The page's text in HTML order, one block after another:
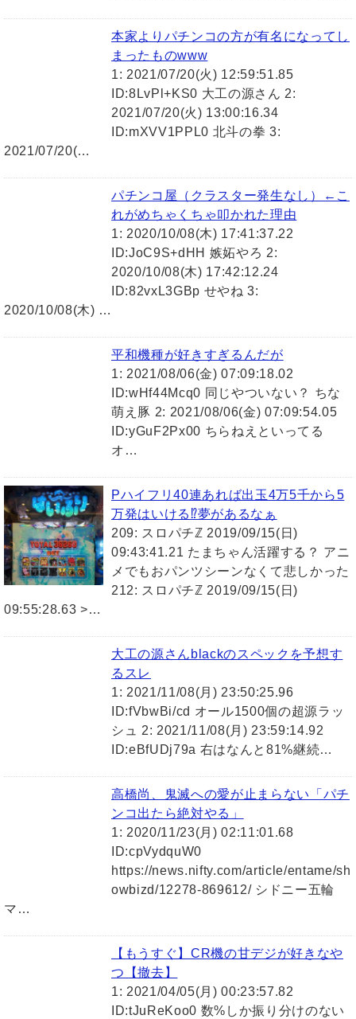
本家よりパチンコの方が有名になってし
まったものwww
1: 2021/07/20(火) 12:59:51.85
ID:8LvPl+KS0 大工の源さん 2:
2021/07/20(火) 13:00:16.34
ID:mXVV1PPL0 北斗の拳 3:
2021/07/20(…
パチンコ屋（クラスター発生なし）←こ
れがめちゃくちゃ叩かれた理由
1: 2020/10/08(木) 17:41:37.22
ID:JoC9S+dHH 嫉妬やろ 2:
2020/10/08(木) 17:42:12.24
ID:82vxL3GBp せやね 3:
2020/10/08(木) …
平和機種が好きすぎるんだが
1: 2021/08/06(金) 07:09:18.02
ID:wHf44Mcq0 同じやついない？ ちな
萌え豚 2: 2021/08/06(金) 07:09:54.05
ID:yGuF2Px00 ちらねえといってる
オ…
Pハイフリ40連あれば出玉4万5千から5
万発はいける⁉夢があるなぁ
209: スロパチℤ 2019/09/15(日)
09:43:41.21 たまちゃん活躍する？ アニ
メでもおパンツシーンなくて悲しかった
212: スロパチℤ 2019/09/15(日)
09:55:28.63 >…
大工の源さんblackのスペックを予想す
るスレ
1: 2021/11/08(月) 23:50:25.96
ID:fVbwBi/cd オール1500個の超源ラッ
シュ 2: 2021/11/08(月) 23:59:14.92
ID:eBfUDj79a 右はなんと81%継続…
高橋尚、鬼滅への愛が止まらない「パチ
ンコ出たら絶対やる」
1: 2020/11/23(月) 02:11:01.68
ID:cpVydquW0
https://news.nifty.com/article/entame/sh
owbizd/12278-869612/ シドニー五輪
マ…
【もうすぐ】CR機の甘デジが好きなや
つ【撤去】
1: 2021/04/05(月) 00:23:57.82
ID:tJuReKoo0 数%しか振り分けのない